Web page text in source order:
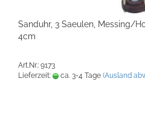
Sanduhr, 3 Saeulen, Messing/
4cm
Art.Nr.: 9173
Lieferzeit:
ca. 3-4 Tage (Ausland